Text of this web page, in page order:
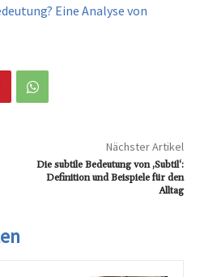
Eine Analyse von
Nächster Artikel
Die subtile Bedeutung von ‚Subtil‘:
Definition und Beispiele für den
Alltag